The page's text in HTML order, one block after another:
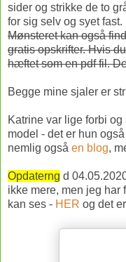
sider og strikke de to
for sig selv og syet fast.
Mønsteret kan også
gratis opskrifter. Hvis
hæftet som en pdf fil.
Begge mine sjaler er
Katrine var lige forbi
model - det er hun
nemlig også en blog,
Opdaterng d
ikke mere, men jeg har
kan ses - HER og det